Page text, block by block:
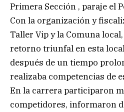
Primera Sección , paraje el
Con la organización y
Taller Vip y la Comuna
retorno triunfal en esta
después de un tiempo
realizaba competencias de
En la carrera participaron
competidores, informaron